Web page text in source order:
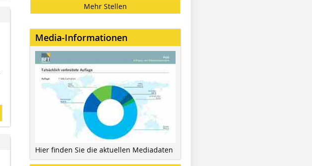
Mehr Stellen
Media-Informationen
Hier finden Sie die aktuellen Mediadaten